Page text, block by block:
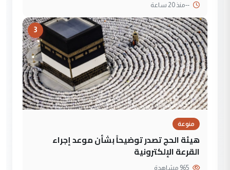
--منذ 20 ساعة
3
منوعة
هيئة الحج تصدر توضيحاً بشأن موعد إجراء
القرعة الإلكترونية